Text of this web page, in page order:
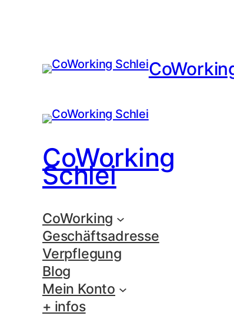
CoWorking
Schlei
CoWorking
Geschäftsadresse
Verpflegung
Blog
Mein Konto
+ infos